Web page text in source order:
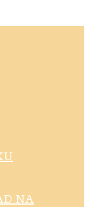
NA